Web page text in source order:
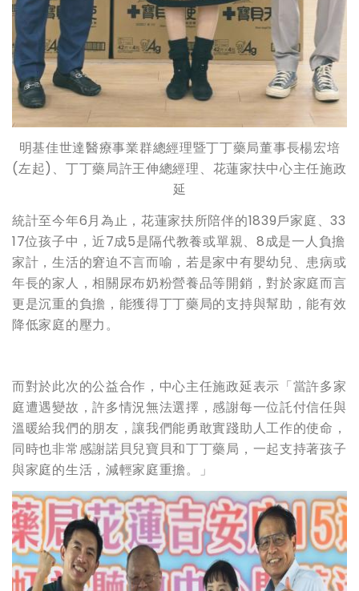
明基佳世達醫療事業群總經理暨丁丁藥局董事長楊宏培
(左起)、丁丁藥局許王伸總經理、花蓮家扶中心主任施政
延
統計至今年6月為止，花蓮家扶所陪伴的1839戶家庭、33
17位孩子中，近7成5是隔代教養或單親、8成是一人負擔
家計，生活的窘迫不言而喻，若是家中有嬰幼兒、患病或
年長的家人，相關尿布奶粉營養品等開銷，對於家庭而言
更是沉重的負擔，能獲得丁丁藥局的支持與幫助，能有效
降低家庭的壓力。
而對於此次的公益合作，中心主任施政延表示「當許多家
庭遭遇變故，許多情況無法選擇，感謝每一位託付信任與
溫暖給我們的朋友，讓我們能勇敢實踐助人工作的使命，
同時也非常感謝諾貝兒寶貝和丁丁藥局，一起支持著孩子
與家庭的生活，減輕家庭重擔。」